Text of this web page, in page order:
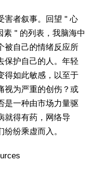
害者叙事。回望 " 心
素 " 的列表，我脑海中
被自己的情绪反应所
保护自己的人。年轻
得如此敏感，以至于
视为严重的创伤？或
是一种由市场力量驱
就得有药，网络导
纷乘虚而入。